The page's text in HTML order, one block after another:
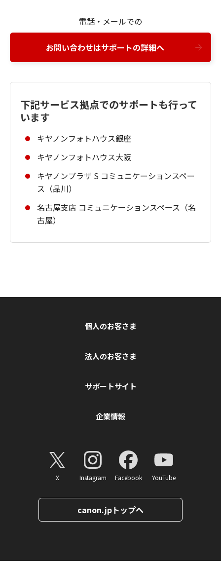
電話・メールでの
お問い合わせはサポートの詳細へ
下記サービス拠点でのサポートも行って
います
キヤノンフォトハウス銀座
キヤノンフォトハウス大阪
キヤノンプラザ S コミュニケーションスペー
ス（品川）
名古屋支店 コミュニケーションスペース（名
古屋）
個人のお客さま
法人のお客さま
サポートサイト
企業情報
X Instagram Facebook YouTube
canon.jpトップへ